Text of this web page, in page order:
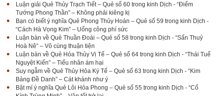
Luận giải Quẻ Thủy Trạch Tiết – Quẻ số 60 trong kinh Dịch - “Điểm
Tướng Phong Thần” – Không phải kiêng kị
Bạn có biết ý nghĩa Quẻ Phong Thủy Hoán – Quẻ số 59 trong kinh Dịch -
“Cách Hà Vọng Kim” – Uổng công phí sức
Luận bàn về Quẻ Thuần Đoài – Quẻ số 58 trong kinh Dịch - “Sấn Thuỷ
Hoà Nê” – Vô cùng thuận tiện
Luận bàn về Quẻ Hỏa Thủy Vị Tế – Quẻ số 64 trong kinh Dịch - “Thái Tuế
Nguyệt Kiến” – Tiểu nhân ám hại
Suy ngẫm về Quẻ Thủy Hỏa Ký Tế – Quẻ số 63 trong kinh Dịch - “Kim
Bảng Đề Danh” – Cát khánh như ý
Bật mí ý nghĩa Quẻ Lôi Hỏa Phong – Quẻ số 55 trong kinh Dịch - “Cổ